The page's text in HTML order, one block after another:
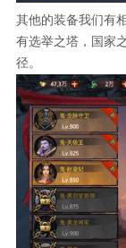
其他的装备我们有
有选举之塔，国家
径。